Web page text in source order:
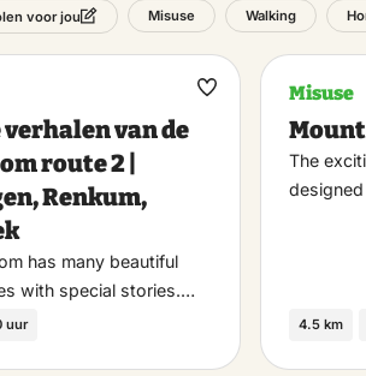
voor jou Misuse Walking
verhalen van de
route 2 |
Renkum,
has many beautiful
with special stories.…
uur
Maak
Misuse
The
4.5 km